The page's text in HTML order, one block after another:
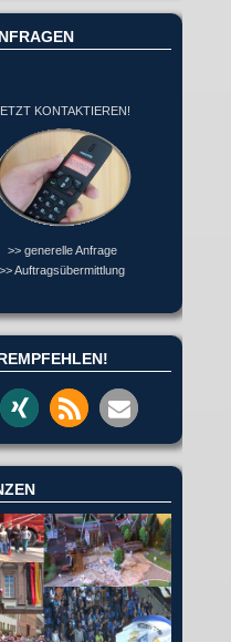
KONTAKTIEREN!
>> generelle Anfrage
>> Auftragsübermittlung